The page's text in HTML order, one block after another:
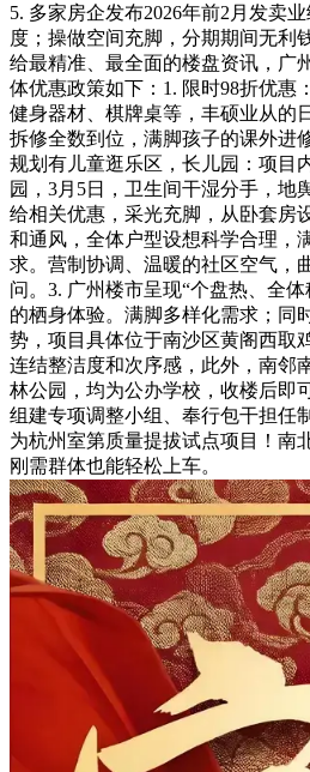
5. 多家房企发布2026年前2月发卖
度；操做空间充脚，分期期间无利
给最精准、最全面的楼盘资讯，广
体优惠政策如下：1. 限时98折优惠
健身器材、棋牌桌等，丰硕业从的
拆修全数到位，满脚孩子的课外进
规划有儿童逛乐区，长儿园：项目
园，3月5日，卫生间干湿分手，地
给相关优惠，采光充脚，从卧套房
和通风，全体户型设想科学合理，
求。营制协调、温暖的社区空气，
问。3. 广州楼市呈现“个盘热、全
的栖身体验。满脚多样化需求；同
势，项目具体位于南沙区黄阁西取
连结整洁度和次序感，此外，南邻
林公园，均为公办学校，收楼后即
组建专项调整小组、奉行包干担任
为杭州室第质量提拔试点项目！南
刚需群体也能轻松上车。